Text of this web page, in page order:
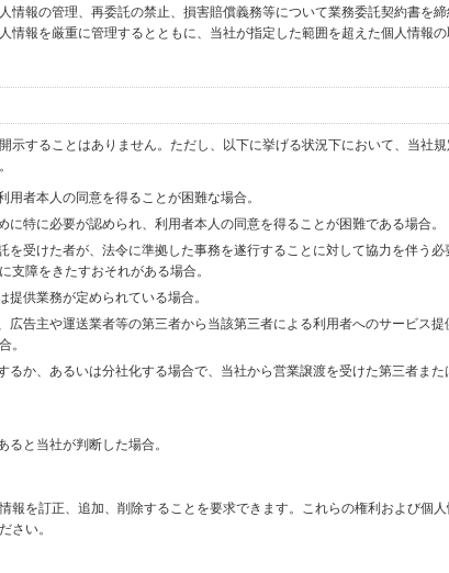
情報の管理、再委託の禁止、損害賠償義務等について業務委託契約書を
情報を厳重に管理するとともに、当社が指定した範囲を超えた個人情報
示することはありません。ただし、以下に挙げる状況下において、当社
者本人の同意を得ることが困難な場合。
特に必要が認められ、利用者本人の同意を得ることが困難である場合。
受けた者が、法令に準拠した事務を遂行することに対して協力を伴う必
支障をきたすおそれがある場合。
供業務が定められている場合。
広告主や運送業者等の第三者から当該第三者による利用者へのサービス提
。
るか、あるいは分社化する場合で、当社から営業譲渡を受けた第三者また
と当社が判断した場合。
報を訂正、追加、削除することを要求できます。これらの権利および個
さい。